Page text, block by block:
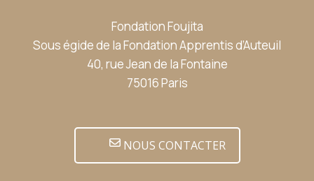
Fondation Foujita
Sous égide de la Fondation Apprentis d’Auteuil
40, rue Jean de la Fontaine
75016 Paris
NOUS CONTACTER